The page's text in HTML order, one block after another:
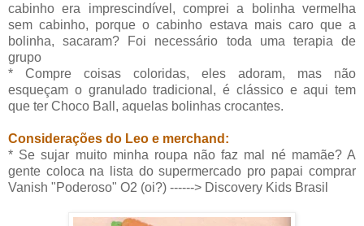
cabinho era imprescindível, comprei a bolinha vermelha
sem cabinho, porque o cabinho estava mais caro que a
bolinha, sacaram? Foi necessário toda uma terapia de
grupo
* Compre coisas coloridas, eles adoram, mas não
esqueçam o granulado tradicional, é clássico e aqui tem
que ter Choco Ball, aquelas bolinhas crocantes.
Considerações do Leo e merchand:
* Se sujar muito minha roupa não faz mal né mamãe? A
gente coloca na lista do supermercado pro papai comprar
Vanish "Poderoso" O2 (oi?) ------> Discovery Kids Brasil